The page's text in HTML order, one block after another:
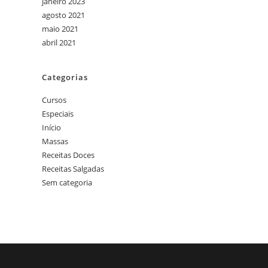
agosto 2021
maio 2021
abril 2021
Categorias
Cursos
Especiais
Início
Massas
Receitas Doces
Receitas Salgadas
Sem categoria